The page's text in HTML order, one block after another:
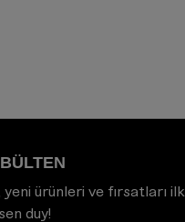
ürünleri ve fırsatları ilk
sen duy!